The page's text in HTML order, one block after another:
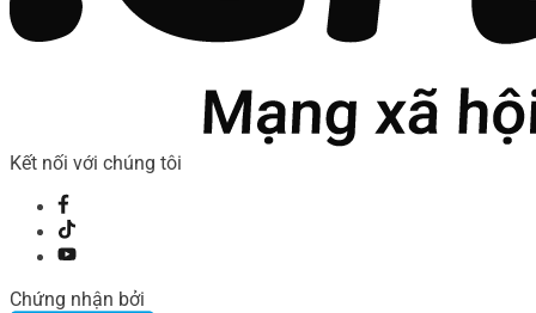
Kết nối với chúng tôi
Chứng nhận bởi